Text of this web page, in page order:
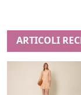
ARTICOLI